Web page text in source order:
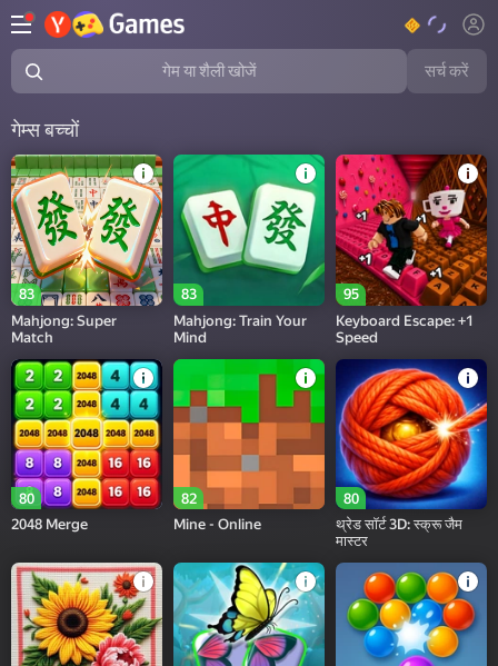
गेम या शैली खोजें सर्च करें
गेम्स बच्चों
83
Mahjong: Super
Match
83
Mahjong: Train Your
Mind
95
Keyboard Escape: +1
Speed
80
2048 Merge
82
Mine - Online
80
थ्रेड सॉर्ट 3D: स्क्रू जैम
मास्टर